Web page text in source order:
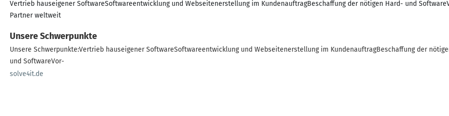
Vertrieb hauseigener SoftwareSoftwareentwicklung und Webseitenerstellung im KundenauftragBeschaffung der nötigen Hard- und
Partner weltweit
Unsere Schwerpunkte
Unsere Schwerpunkte:Vertrieb hauseigener SoftwareSoftwareentwicklung und Webseitenerstellung im KundenauftragBeschaffung der
und SoftwareVor-
solve4it.de